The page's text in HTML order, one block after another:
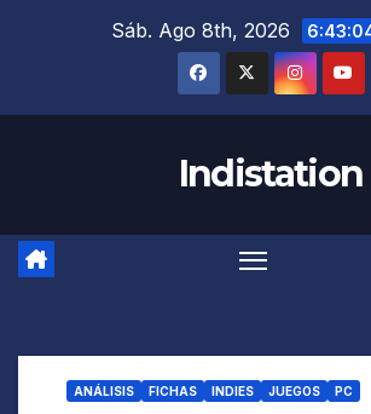
Sáb. Ago 8th, 2026
Indistation
ANÁLISIS FICHAS INDIES JUEGOS PC